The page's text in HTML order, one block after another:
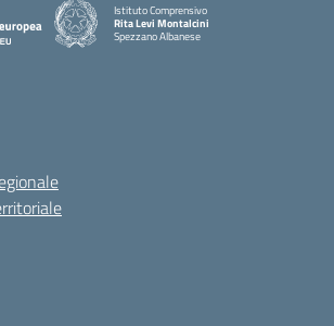
Istituto Comprensivo
Rita Levi Montalcini
Spezzano Albanese
— Visita la pagina iniziale della scuola